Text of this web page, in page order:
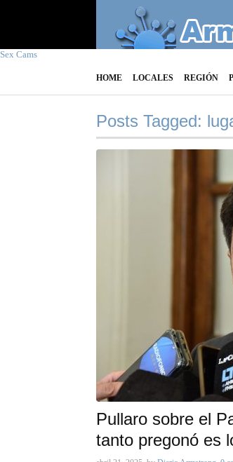
Sex Cams
HOME LOCALES REGIÓN
Posts Tagged:
Pullaro sobre el
tanto pregonó es